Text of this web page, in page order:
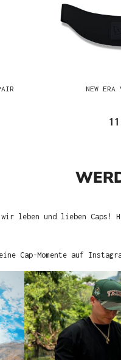
NEW ERA
leben und lieben
Cap-Momente auf